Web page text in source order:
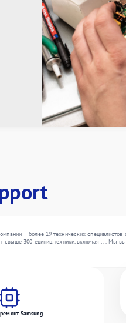
— более 19 технических
300 единиц техники, включая , , . Мы
Samsung